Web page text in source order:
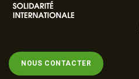
NOUS CONTACTER